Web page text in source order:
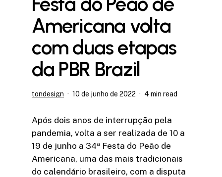
Americana volta
com duas etapas
da PBR Brazil
tondesign 10 de junho de 2022 4 min read
Após dois anos de interrupção pela
pandemia, volta a ser realizada de 10 a
19 de junho a 34ª Festa do Peão de
Americana, uma das mais tradicionais
do calendário brasileiro, com a disputa